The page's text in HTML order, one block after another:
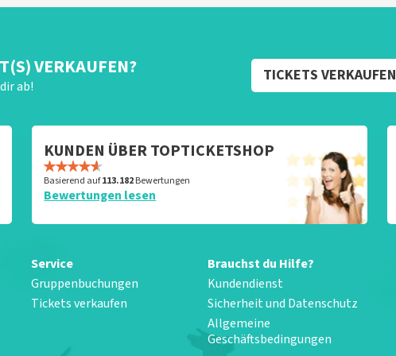
VERKAUFEN?
ab!
TICKETS VERKAUFEN
KUNDEN ÜBER TOPTICKETSHOP
Basierend auf113.182Bewertungen
Bewertungen lesen
Service
Gruppenbuchungen
Tickets verkaufen
Brauchst du Hilfe?
Kundendienst
Sicherheit und Datenschutz
Allgemeine
Geschäftsbedingungen